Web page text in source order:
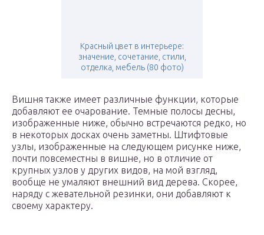
Красный цвет в интерьере:
значение, сочетание, стили,
отделка, мебель (80 фото)
Вишня также имеет различные функции, которые
добавляют ее очарование. Темные полосы десны,
изображенные ниже, обычно встречаются редко, но
в некоторых досках очень заметны. Штифтовые
узлы, изображенные на следующем рисунке ниже,
почти повсеместны в вишне, но в отличие от
крупных узлов у других видов, на мой взгляд,
вообще не умаляют внешний вид дерева. Скорее,
наряду с жевательной резинки, они добавляют к
своему характеру.